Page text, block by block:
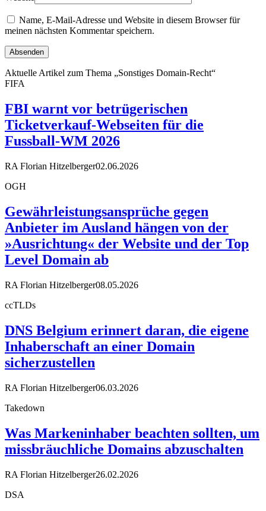
Name, E-Mail-Adresse und Website in diesem Browser für
meinen nächsten Kommentar speichern.
Aktuelle Artikel zum Thema „Sonstiges Domain-Recht“
FIFA
FBI warnt vor betrügerischen
Ticketverkauf-Webseiten für die
Fussball-WM 2026
RA Florian Hitzelberger02.06.2026
OGH
Gewährleistungsansprüche gegen
Anbieter im Ausland hängen von der
»Ausrichtung« der Website und der Top
Level Domain ab
RA Florian Hitzelberger08.05.2026
ccTLDs
DNS Belgium erinnert daran, die eigene
Inhaberschaft an einer Domain
sicherzustellen
RA Florian Hitzelberger06.03.2026
Takedown
Was Markeninhaber beachten sollten, um
missbräuchliche Domains abzuschalten
RA Florian Hitzelberger26.02.2026
DSA